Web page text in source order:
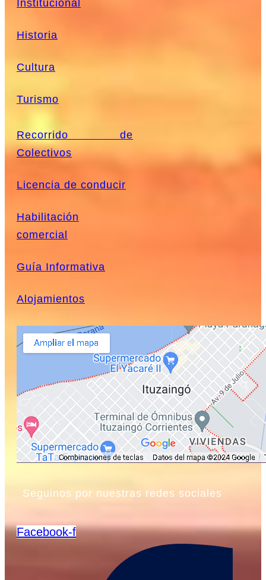
Institucional
Historia
Cultura
Turismo
Recorrido de
Colectivos
Licencia de conducir
Habilitación
comercial
Guía Informativa
Alojamientos
Seguinos por nuestras redes sociales
Facebook-f